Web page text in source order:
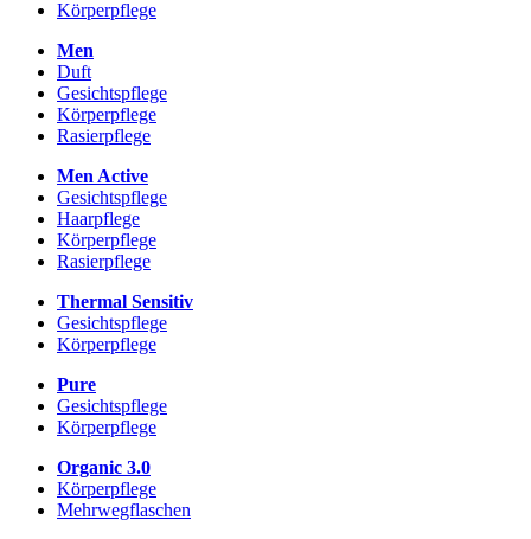
Körperpflege
Men
Duft
Gesichtspflege
Körperpflege
Rasierpflege
Men Active
Gesichtspflege
Haarpflege
Körperpflege
Rasierpflege
Thermal Sensitiv
Gesichtspflege
Körperpflege
Pure
Gesichtspflege
Körperpflege
Organic 3.0
Körperpflege
Mehrwegflaschen